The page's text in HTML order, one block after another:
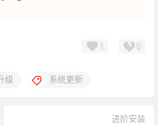
1 0
级 系统更新
进阶安装